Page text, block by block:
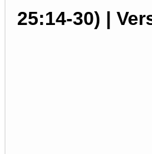
25:14-30) |